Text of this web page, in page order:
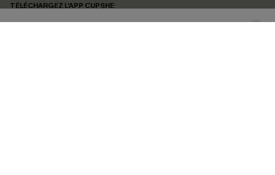
TÉLÉCHARGEZ L’APP CUPSHE